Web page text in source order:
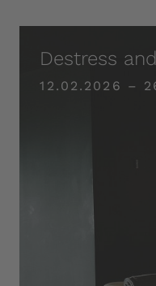
Destress
12.02.2026 –